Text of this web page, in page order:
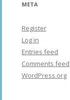
META
Register
Log in
Entries feed
Comments feed
WordPress.org